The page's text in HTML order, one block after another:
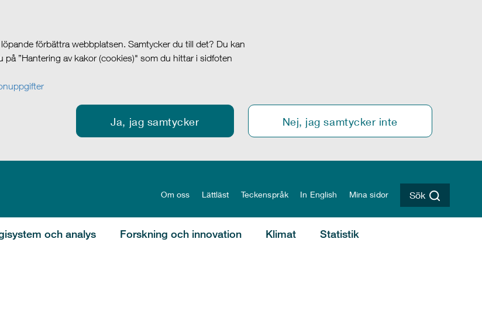
förbättra webbplatsen. Samtycker du till det? Du kan
”Hantering av kakor (cookies)" som du hittar i sidfoten
Ja, jag samtycker Nej, jag samtycker inte
Om oss Lättläst Teckenspråk In English Mina sidor Sök
och analys Forskning och innovation Klimat Statistik